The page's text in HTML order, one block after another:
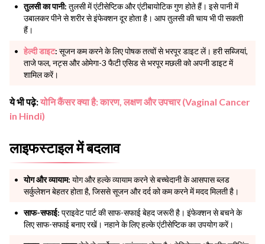
तुलसी का पानी: तुलसी में एंटीसेप्टिक और एंटीबायोटिक गुण होते हैं। इसे पानी में
उबालकर पीने से शरीर से इंफेक्शन दूर होता है। आप तुलसी की चाय भी पी सकती
हैं।
हेल्दी डाइट: सूजन कम करने के लिए पोषक तत्वों से भरपूर डाइट लें। हरी सब्जियां,
ताजे फल, नट्स और ओमेगा-3 फैटी एसिड से भरपूर मछली को अपनी डाइट में
शामिल करें।
ये भी पढ़े:योनि कैंसर क्या है: कारण, लक्षण और उपचार (Vaginal Cancer
in Hindi)
लाइफस्टाइल में बदलाव
योग और व्यायाम: योग और हल्के व्यायाम करने से बच्चेदानी के आसपास ब्लड
सर्कुलेशन बेहतर होता है, जिससे सूजन और दर्द को कम करने में मदद मिलती है।
साफ-सफाई: प्राइवेट पार्ट की साफ-सफाई बेहद जरूरी है। इंफेक्शन से बचने के
लिए साफ-सफाई बनाए रखें। नहाने के लिए हल्के एंटीसेप्टिक का उपयोग करें।